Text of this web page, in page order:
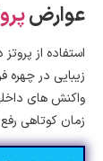
عوارض
استفاده از
زیبایی در
واکنش های
زمان کوتاهی